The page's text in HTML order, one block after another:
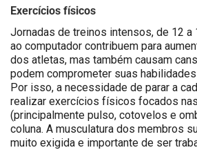
Exercícios físicos
Jornadas de treinos intensos, de 12 a
ao computador contribuem para
dos atletas, mas também causam
podem comprometer suas
Por isso, a necessidade de parar a
realizar exercícios físicos focados nas
(principalmente pulso, cotovelos e
coluna. A musculatura dos membros
muito exigida e importante de ser